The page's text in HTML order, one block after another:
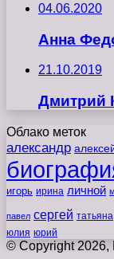
04.06.2020
Анна
21.10.2019
Дмитрий
Облако меток
александр
игорь ирина личной
павел сергей татьяна
юлия юрий
© Copyright 2026,